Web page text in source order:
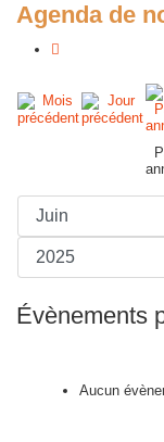
Agenda de
Évènements
Aucun